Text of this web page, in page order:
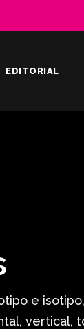
EDITORIAL
e
vertical,